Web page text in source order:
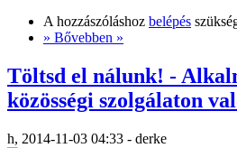
A hozzászóláshoz belépés
» Bővebben »
Töltsd el nálunk! -
közösségi szolgálaton
h, 2014-11-03 04:33 - derke